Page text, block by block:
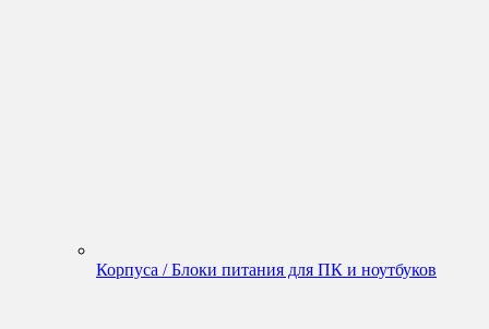
Корпуса / Блоки питания для ПК и ноутбуков